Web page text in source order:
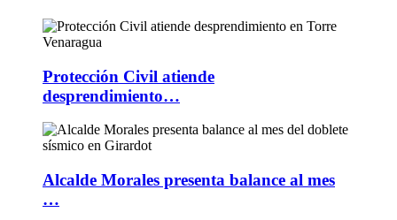
Protección Civil atiende
desprendimiento…
Alcalde Morales presenta balance al mes
…